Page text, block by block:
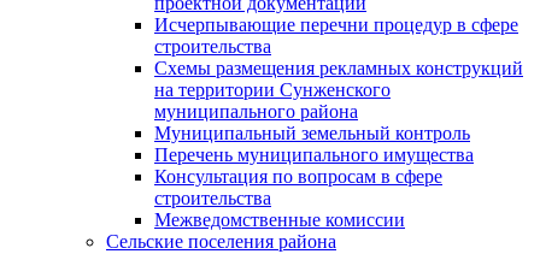
Исчерпывающие перечни процедур в сфере
строительства
Схемы размещения рекламных конструкций
на территории Сунженского
муниципального района
Муниципальный земельный контроль
Перечень муниципального имущества
Консультация по вопросам в сфере
строительства
Межведомственные комиссии
Сельские поселения района